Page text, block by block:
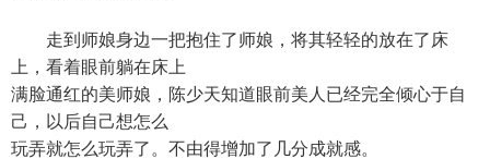
走到师娘身边一把抱住了师娘，将其轻轻的放在了床
上，看着眼前躺在床上
满脸通红的美师娘，陈少天知道眼前美人已经完全倾心于自
己，以后自己想怎么
玩弄就怎么玩弄了。不由得增加了几分成就感。